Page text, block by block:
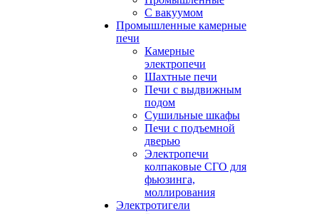
С вакуумом
Промышленные камерные
печи
Камерные
электропечи
Шахтные печи
Печи с выдвижным
подом
Сушильные шкафы
Печи с подъемной
дверью
Электропечи
колпаковые СГО для
фьюзинга,
моллирования
Электротигели